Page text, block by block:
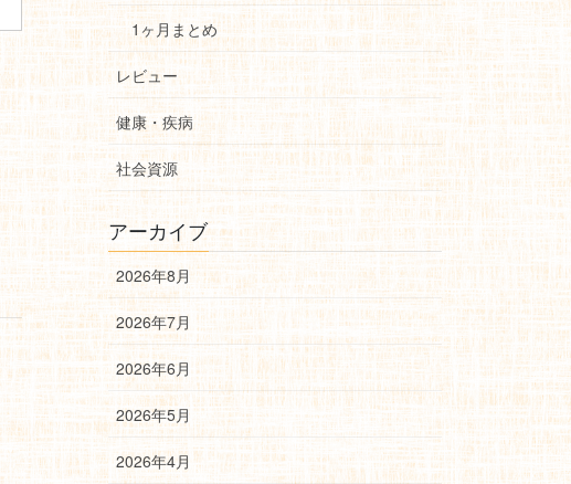
1ヶ月まとめ
レビュー
健康・疾病
社会資源
アーカイブ
2026年8月
2026年7月
2026年6月
2026年5月
2026年4月